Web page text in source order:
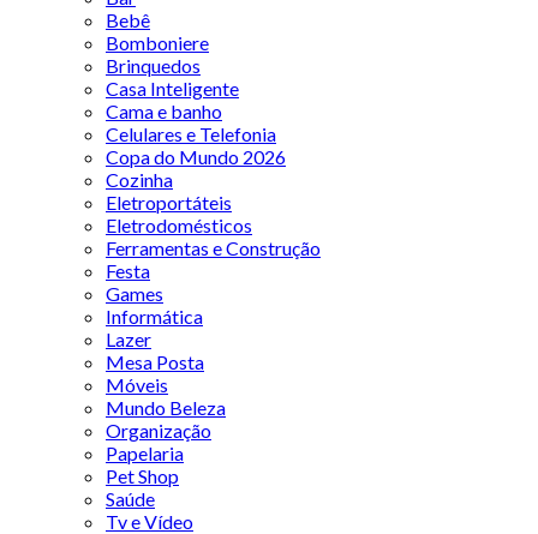
Bebê
Bomboniere
Brinquedos
Casa Inteligente
Cama e banho
Celulares e Telefonia
Copa do Mundo 2026
Cozinha
Eletroportáteis
Eletrodomésticos
Ferramentas e Construção
Festa
Games
Informática
Lazer
Mesa Posta
Móveis
Mundo Beleza
Organização
Papelaria
Pet Shop
Saúde
Tv e Vídeo